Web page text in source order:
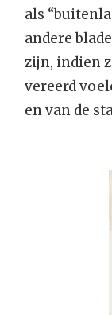
als
andere
zijn, indien
vereerd
en van de